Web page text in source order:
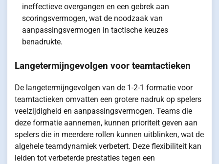
ineffectieve overgangen en een gebrek aan
scoringsvermogen, wat de noodzaak van
aanpassingsvermogen in tactische keuzes
benadrukte.
Langetermijngevolgen voor teamtactieken
De langetermijngevolgen van de 1-2-1 formatie voor
teamtactieken omvatten een grotere nadruk op spelers
veelzijdigheid en aanpassingsvermogen. Teams die
deze formatie aannemen, kunnen prioriteit geven aan
spelers die in meerdere rollen kunnen uitblinken, wat de
algehele teamdynamiek verbetert. Deze flexibiliteit kan
leiden tot verbeterde prestaties tegen een